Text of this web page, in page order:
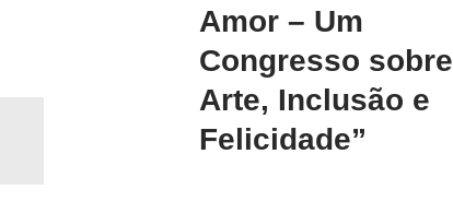
Amor – Um
Congresso sobre
Arte, Inclusão e
Felicidade”